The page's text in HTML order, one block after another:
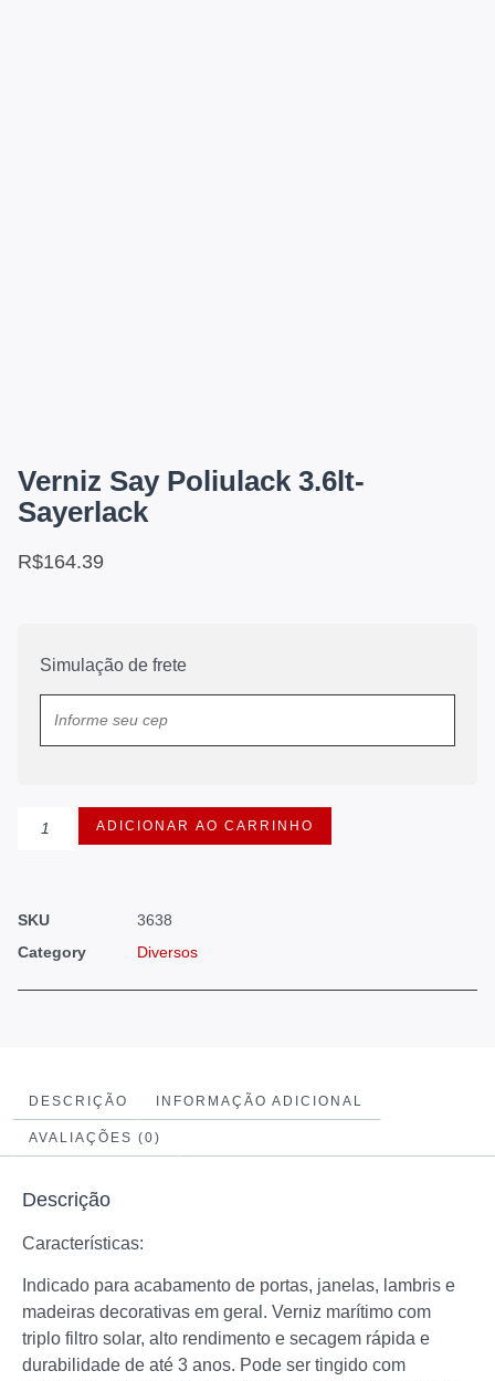
Verniz Say Poliulack 3.6lt-
Sayerlack
R$164.39
Simulação de frete
ADICIONAR AO CARRINHO
SKU
3638
Category
Diversos
DESCRIÇÃO INFORMAÇÃO ADICIONAL
AVALIAÇÕES (0)
Descrição
Características:
Indicado para acabamento de portas, janelas, lambris e
madeiras decorativas em geral. Verniz marítimo com
triplo filtro solar, alto rendimento e secagem rápida e
durabilidade de até 3 anos. Pode ser tingido com